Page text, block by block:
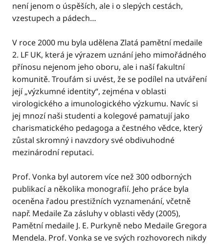
není jenom o úspěších, ale i o slepých cestách,
vzestupech a pádech…
V roce 2000 mu byla udělena Zlatá pamětní medaile
2. LF UK, která je výrazem uznání jeho mimořádného
přínosu nejenom jeho oboru, ale i naší fakultní
komunitě. Troufám si uvést, že se podílel na utváření
její „výzkumné identity“, zejména v oblasti
virologického a imunologického výzkumu. Navíc si
jej mnozí naši studenti a kolegové pamatují jako
charismatického pedagoga a čestného vědce, který
zůstal skromný i navzdory své obdivuhodné
mezinárodní reputaci.
Prof. Vonka byl autorem více než 300 odborných
publikací a několika monografií. Jeho práce byla
oceněna řadou prestižních vyznamenání, včetně
např. Medaile Za zásluhy v oblasti vědy (2005),
Pamětní medaile J. E. Purkyně nebo Medaile Gregora
Mendela. Prof. Vonka se ve svých rozhovorech nikdy